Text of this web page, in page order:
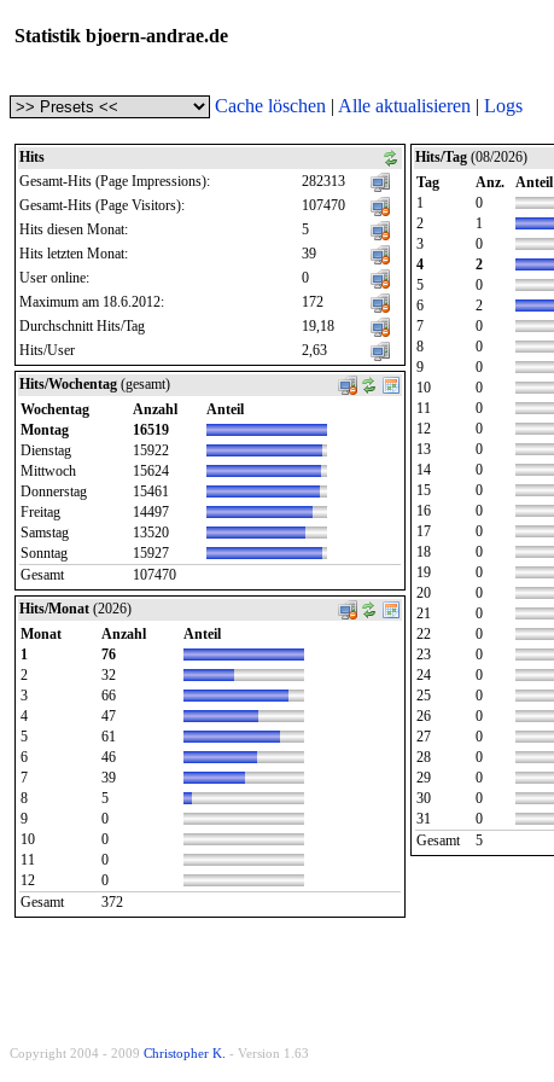
Statistik bjoern-andrae.de
Cache löschen | Alle aktualisieren | Logs
Hits
Gesamt-Hits (Page Impressions):
282313
Gesamt-Hits (Page Visitors):
107470
Hits diesen Monat:
5
Hits letzten Monat:
39
User online:
0
Maximum am 18.6.2012:
172
Durchschnitt Hits/Tag
19,18
Hits/User
2,63
Hits/Wochentag (gesamt)
Wochentag
Anzahl
Anteil
Montag
16519
Dienstag
15922
Mittwoch
15624
Donnerstag
15461
Freitag
14497
Samstag
13520
Sonntag
15927
Gesamt
107470
Hits/Monat (2026)
Monat
Anzahl
Anteil
1
76
2
32
3
66
4
47
5
61
6
46
7
39
8
5
9
0
10
0
11
0
12
0
Gesamt
372
Hits/Tag (08/2026)
Tag
Anz.
Anteil
1
0
2
1
3
0
4
2
5
0
6
2
7
0
8
0
9
0
10
0
11
0
12
0
13
0
14
0
15
0
16
0
17
0
18
0
19
0
20
0
21
0
22
0
23
0
24
0
25
0
26
0
27
0
28
0
29
0
30
0
31
0
Gesamt
5
Copyright 2004 - 2009 Christopher K. - Version 1.63